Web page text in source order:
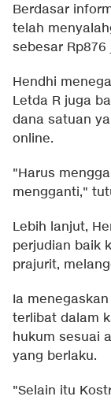
Berdasar
telah
sebesar
Hendhi
Letda R juga
dana satuan
online.
"Harus
mengganti,"
Lebih lanjut,
perjudian baik
prajurit,
Ia
terlibat dalam
hukum sesuai
yang berlaku.
"Selain itu